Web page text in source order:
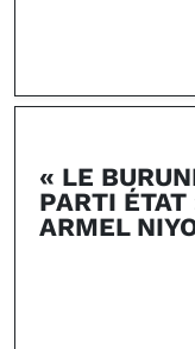
« LE
PARTI
ARMEL